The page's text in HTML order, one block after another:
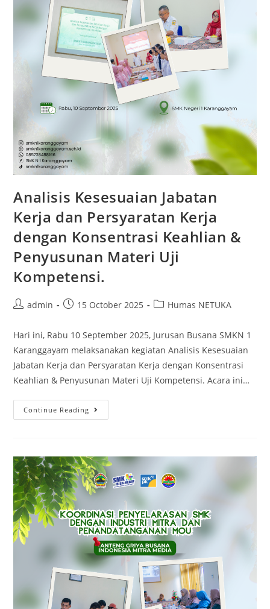
Analisis Kesesuaian Jabatan
Kerja dan Persyaratan Kerja
dengan Konsentrasi Keahlian &
Penyusunan Materi Uji
Kompetensi.
Postadmin
Post15 October 2025
PostHumas NETUKA
Hari ini, Rabu 10 September 2025, Jurusan Busana SMKN 1
Karanggayam melaksanakan kegiatan Analisis Kesesuaian
Jabatan Kerja dan Persyaratan Kerja dengan Konsentrasi
Keahlian & Penyusunan Materi Uji Kompetensi. Acara ini…
Continue Reading
Kesesuaian
dan
Persyaratan
dengan
Konsentrasi
Keahlian
&
Penyusunan
Materi
Uji